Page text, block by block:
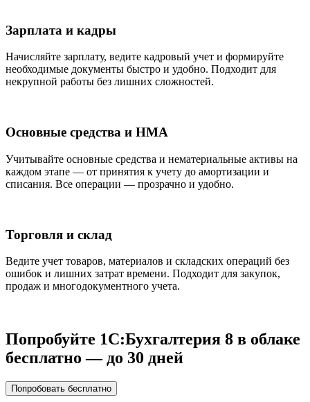
Зарплата и кадры
Начисляйте зарплату, ведите кадровый учет и формируйте
необходимые документы быстро и удобно. Подходит для
некрупной работы без лишних сложностей.
Основные средства и НМА
Учитывайте основные средства и нематериальные активы на
каждом этапе — от принятия к учету до амортизации и
списания. Все операции — прозрачно и удобно.
Торговля и склад
Ведите учет товаров, материалов и складских операций без
ошибок и лишних затрат времени. Подходит для закупок,
продаж и многодокументного учета.
Попробуйте 1С:Бухгалтерия 8 в облаке
бесплатно — до 30 дней
Попробовать бесплатно